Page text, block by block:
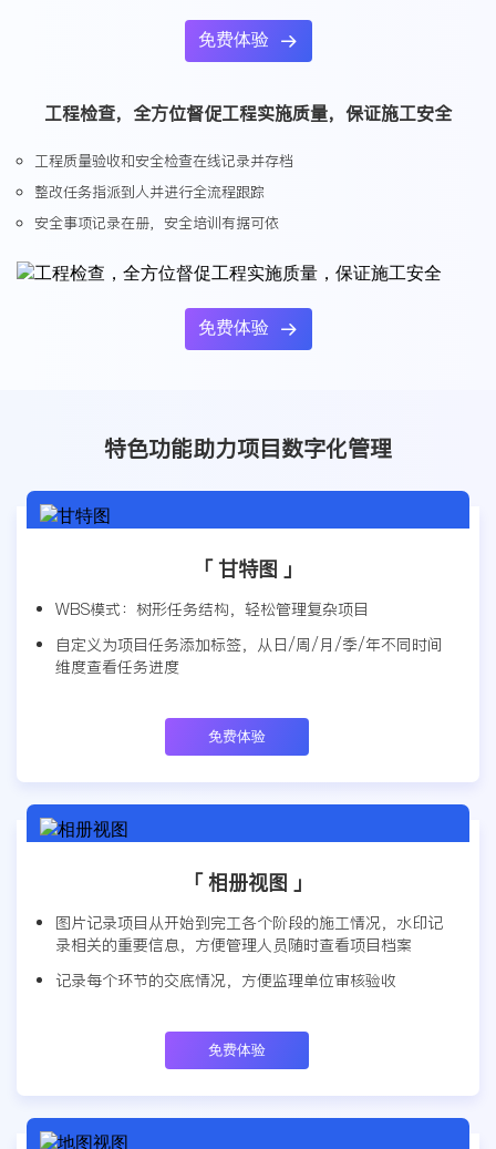
免费体验 
工程检查，全方位督促工程实施质量，保证施工安全
工程质量验收和安全检查在线记录并存档
整改任务指派到人并进行全流程跟踪
安全事项记录在册，安全培训有据可依
免费体验 
特色功能助力项目数字化管理
「 甘特图 」
WBS模式：树形任务结构，轻松管理复杂项目
自定义为项目任务添加标签，从日/周/月/季/年不同时间
维度查看任务进度
免费体验
「 相册视图 」
图片记录项目从开始到完工各个阶段的施工情况，水印记
录相关的重要信息，方便管理人员随时查看项目档案
记录每个环节的交底情况，方便监理单位审核验收
免费体验